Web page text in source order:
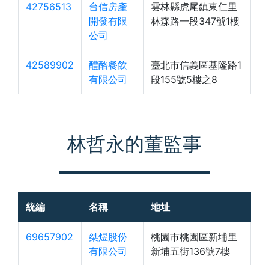
42756513
台信房產
開發有限
公司
雲林縣虎尾鎮東仁里
林森路一段347號1樓
42589902
醴酪餐飲
有限公司
臺北市信義區基隆路1
段155號5樓之8
林哲永的董監事
統編 名稱 地址
69657902
桀煜股份
有限公司
桃園市桃園區新埔里
新埔五街136號7樓